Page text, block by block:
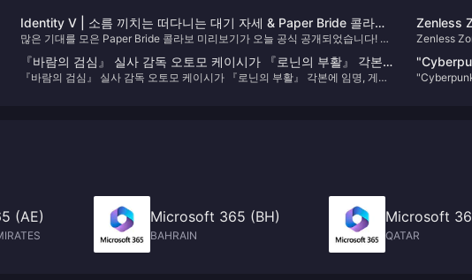
Identity V | 소름 끼치는 떠다니는 대기 자세 & Paper Bride 콜라보
모델 공개!
많은 기대를 모은 Paper Bride 콜라보 미리보기가 오늘 공식 공개되었습니다! 이
제 게임 내 모델 쇼케이스가 드디어 선보입니다. 소규모 직판 콜라보인 만큼 세 가
지 의상 모두 신급 얼굴 모델링을 포함해 뛰어난 퀄리티를 자랑합니다.
Zenless
요!
Zenless
려진 불가
플레이어
『바람의 검심』 실사 감독 오토모 케이시가 『로닌의 부활』 각본에
임명, 게임 장면 등 정보 발표
『바람의 검심』 실사 감독 오토모 케이시가 『로닌의 부활』 각본에 임명, 게임
(AE) Microsoft 365 (BH)
BAHRAIN
Microsoft
QATAR